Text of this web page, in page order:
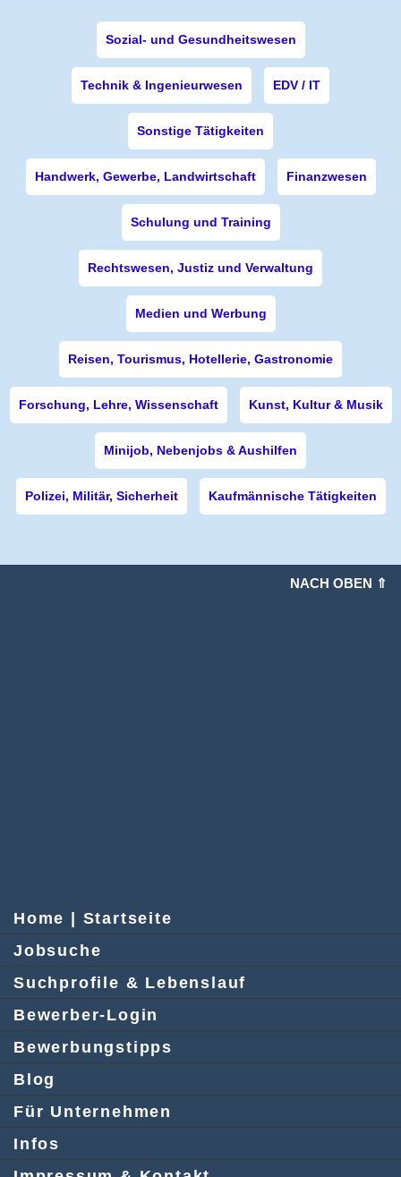
Sozial- und Gesundheitswesen
Technik & Ingenieurwesen EDV / IT
Sonstige Tätigkeiten
Handwerk, Gewerbe, Landwirtschaft Finanzwesen
Schulung und Training
Rechtswesen, Justiz und Verwaltung
Medien und Werbung
Reisen, Tourismus, Hotellerie, Gastronomie
Forschung, Lehre, Wissenschaft Kunst, Kultur & Musik
Minijob, Nebenjobs & Aushilfen
Polizei, Militär, Sicherheit Kaufmännische Tätigkeiten
NACH OBEN ⇑
Home | Startseite
Jobsuche
Suchprofile & Lebenslauf
Bewerber-Login
Bewerbungstipps
Blog
Für Unternehmen
Infos